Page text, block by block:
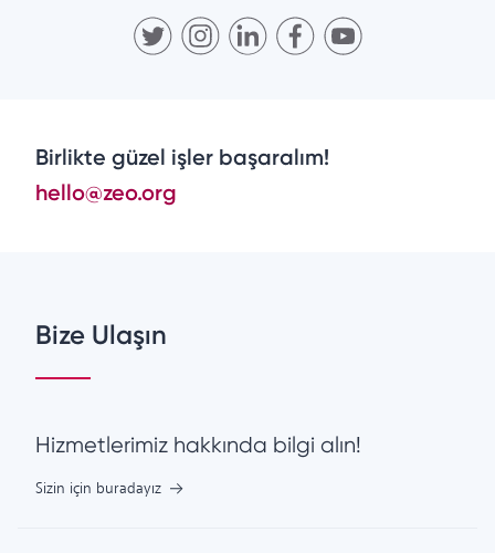
Birlikte güzel işler başaralım!
hello@zeo.org
Bize Ulaşın
Hizmetlerimiz hakkında bilgi alın!
Sizin için buradayız